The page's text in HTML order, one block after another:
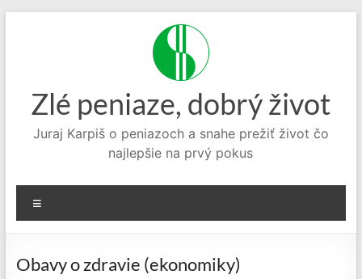
Zlé peniaze, dobrý život
Juraj Karpiš o peniazoch a snahe prežiť život čo
najlepšie na prvý pokus
Obavy o zdravie (ekonomiky)